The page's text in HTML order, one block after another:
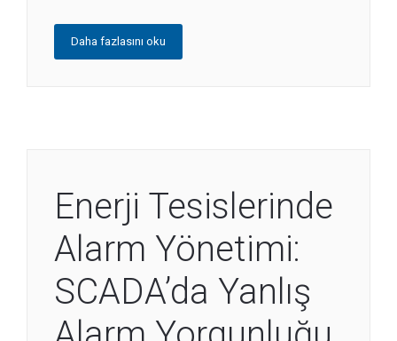
Daha fazlasını oku
Enerji Tesislerinde
Alarm Yönetimi:
SCADA’da Yanlış